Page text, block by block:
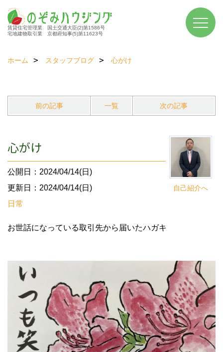
賃貸住宅管理業 国土交通大臣(2)第1586号
宅地建物取引業 京都府知事(5)第11623号
ホーム スタッフブログ 心がけ
前の記事 一覧 次の記事
自己紹介へ
心がけ
公開日：2024/04/14(日)
更新日：2024/04/14(日)
日常
お世話になっている取引先から届いたハガキ